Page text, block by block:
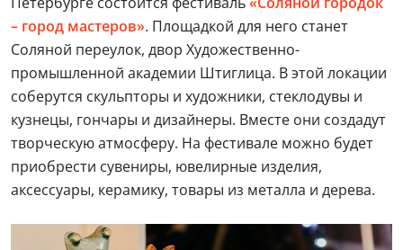
– город мастеров». Площадкой для него станет
Соляной переулок, двор Художественно-
промышленной академии Штиглица. В этой локации
соберутся скульпторы и художники, стеклодувы и
кузнецы, гончары и дизайнеры. Вместе они создадут
творческую атмосферу. На фестивале можно будет
приобрести сувениры, ювелирные изделия,
аксессуары, керамику, товары из металла и дерева.